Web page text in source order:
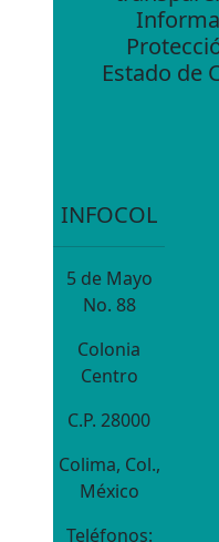
Estado de
INFOCOL
5 de Mayo
No. 88
Colonia
Centro
C.P. 28000
Colima, Col.,
México
Teléfonos: